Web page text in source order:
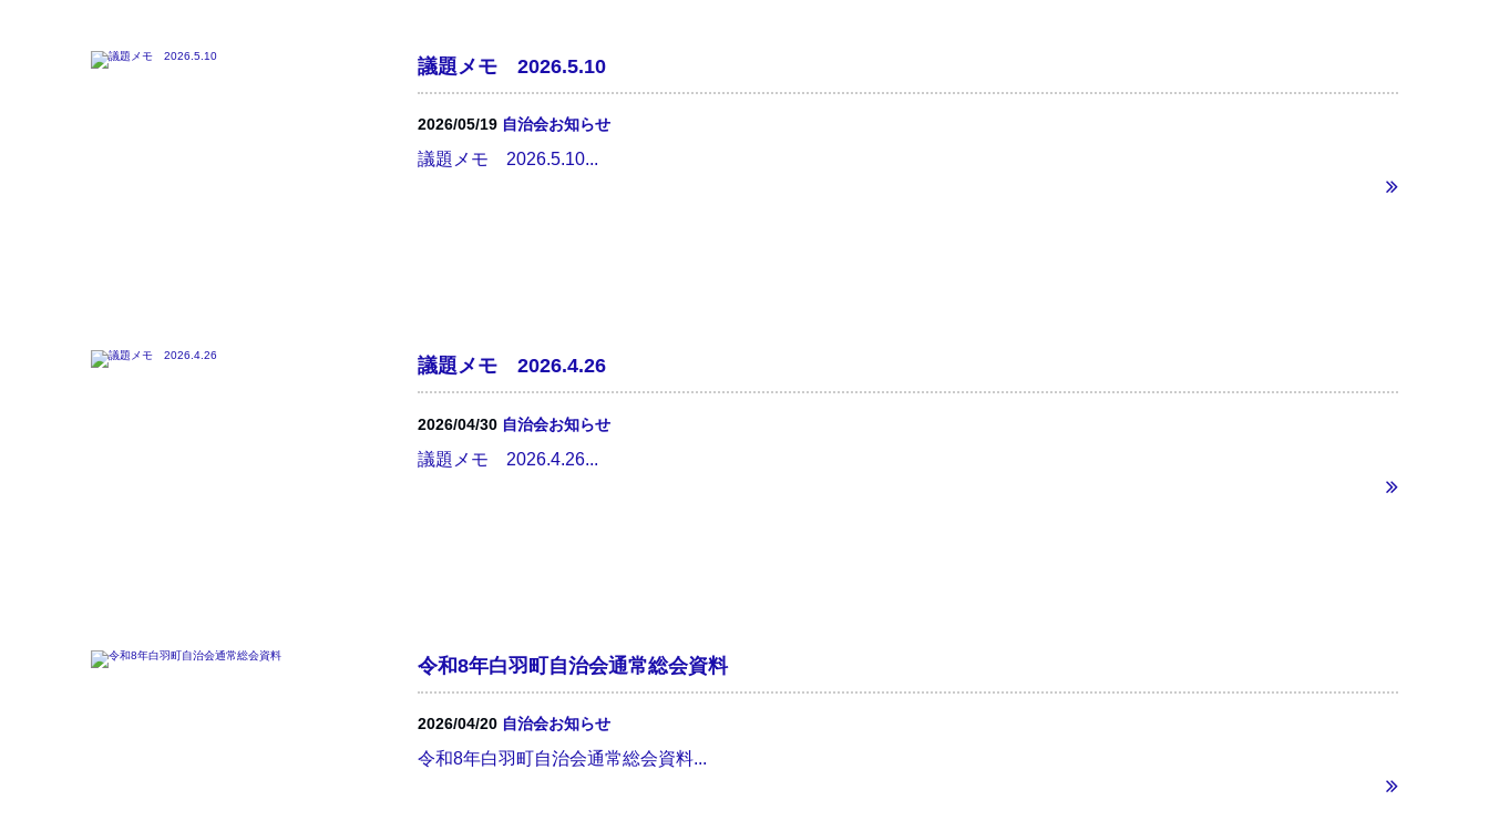
議題メモ 2026.5.10
2026/05/19 自治会お知らせ
議題メモ 2026.5.10...
議題メモ 2026.4.26
2026/04/30 自治会お知らせ
議題メモ 2026.4.26...
令和8年白羽町自治会通常総会資料
2026/04/20 自治会お知らせ
令和8年白羽町自治会通常総会資料...